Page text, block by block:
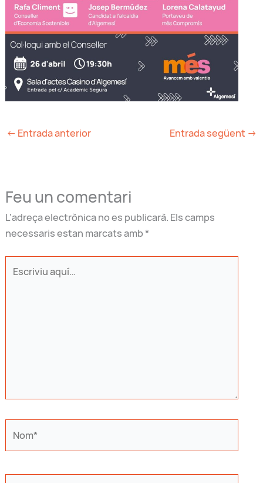
← Entrada anterior Entrada següent →
Feu un comentari
L'adreça electrònica no es publicarà. Els camps
necessaris estan marcats amb*
aquí…